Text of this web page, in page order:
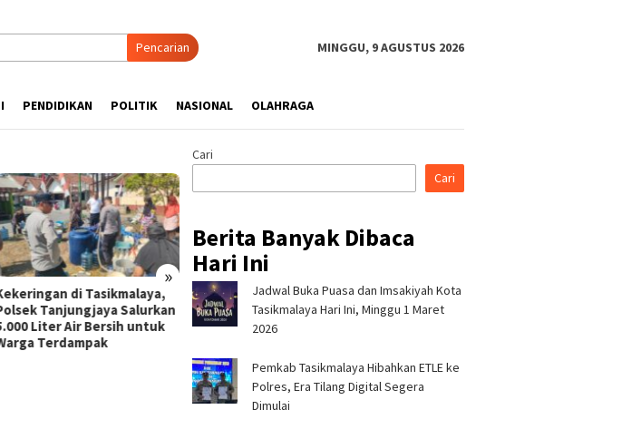
Pencarian MINGGU, 9 AGUSTUS 2026
PENDIDIKAN POLITIK NASIONAL OLAHRAGA
»
di Tasikmalaya,
Tanjungjaya Salurkan
Liter Air Bersih untuk
Terdampak
Pertamina Patra Niaga RJBB
Perkuat Kesiapsiagaan
Bencana Sejak Dini melalui
Silaturahmi ke Ponpes Baitul
Hikmah, Kapolres
Cari
Cari
Berita Banyak Dibaca
Hari Ini
Jadwal Buka Puasa dan Imsakiyah Kota
Tasikmalaya Hari Ini, Minggu 1 Maret
2026
Pemkab Tasikmalaya Hibahkan ETLE ke
Polres, Era Tilang Digital Segera
Dimulai